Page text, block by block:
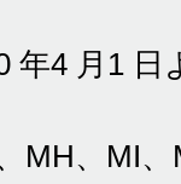
年4 月1
MH、MI